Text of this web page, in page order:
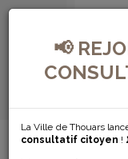
📢
La Ville de Thouars
consultatif citoyen !